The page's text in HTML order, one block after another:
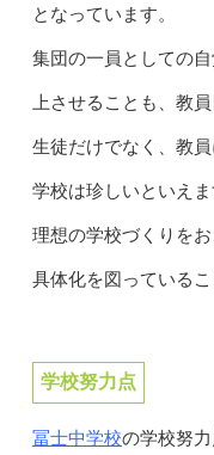
となっています。
集団の一員としての
上させることも、教
生徒だけでなく、教
学校は珍しいといえま
理想の学校づくりを
具体化を図っているこ
学校努力点
冨士中学校の学校努力